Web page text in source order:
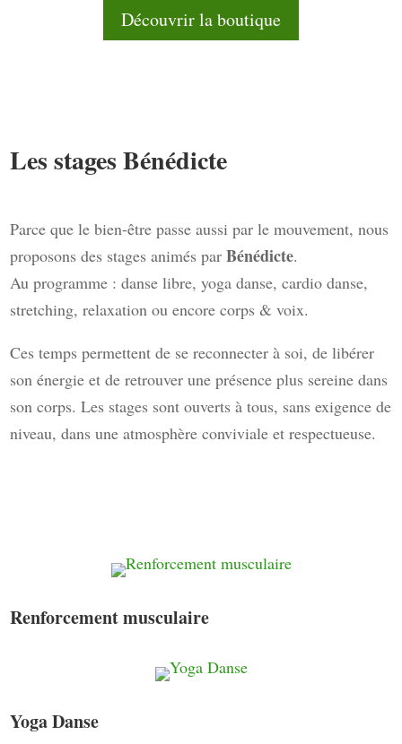
Découvrir la boutique
Les stages Bénédicte
Parce que le bien-être passe aussi par le mouvement, nous
proposons des stages animés parBénédicte.
Au programme : danse libre, yoga danse, cardio danse,
stretching, relaxation ou encore corps & voix.
Ces temps permettent de se reconnecter à soi, de libérer
son énergie et de retrouver une présence plus sereine dans
son corps. Les stages sont ouverts à tous, sans exigence de
niveau, dans une atmosphère conviviale et respectueuse.
Renforcement musculaire
Yoga Danse